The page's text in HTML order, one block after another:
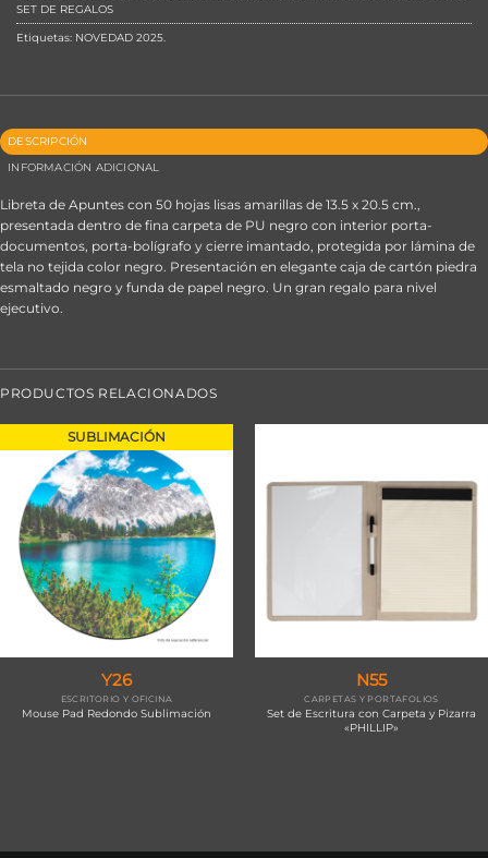
SET DE REGALOS
Etiquetas: NOVEDAD 2025
DESCRIPCIÓN
INFORMACIÓN ADICIONAL
Libreta de Apuntes con 50 hojas lisas amarillas de 13.5 x 20.5 cm.,
presentada dentro de fina carpeta de PU negro con interior porta-
documentos, porta-bolígrafo y cierre imantado, protegida por lámina de
tela no tejida color negro. Presentación en elegante caja de cartón piedra
esmaltado negro y funda de papel negro. Un gran regalo para nivel
ejecutivo.
PRODUCTOS RELACIONADOS
SUBLIMACIÓN
Y26
ESCRITORIO Y OFICINA
Mouse Pad Redondo Sublimación
N55
CARPETAS Y PORTAFOLIOS
Set de Escritura con Carpeta y Pizarra
«PHILLIP»